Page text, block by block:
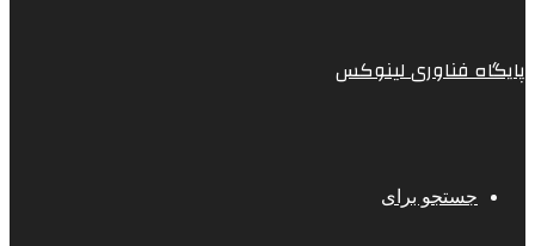
پایگاه فناوری لینوکس
جستجو برای